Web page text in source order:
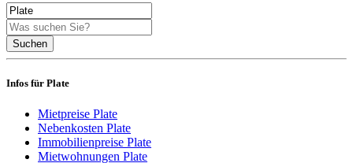
Suchen
Infos für Plate
Mietpreise Plate
Nebenkosten Plate
Immobilienpreise Plate
Mietwohnungen Plate